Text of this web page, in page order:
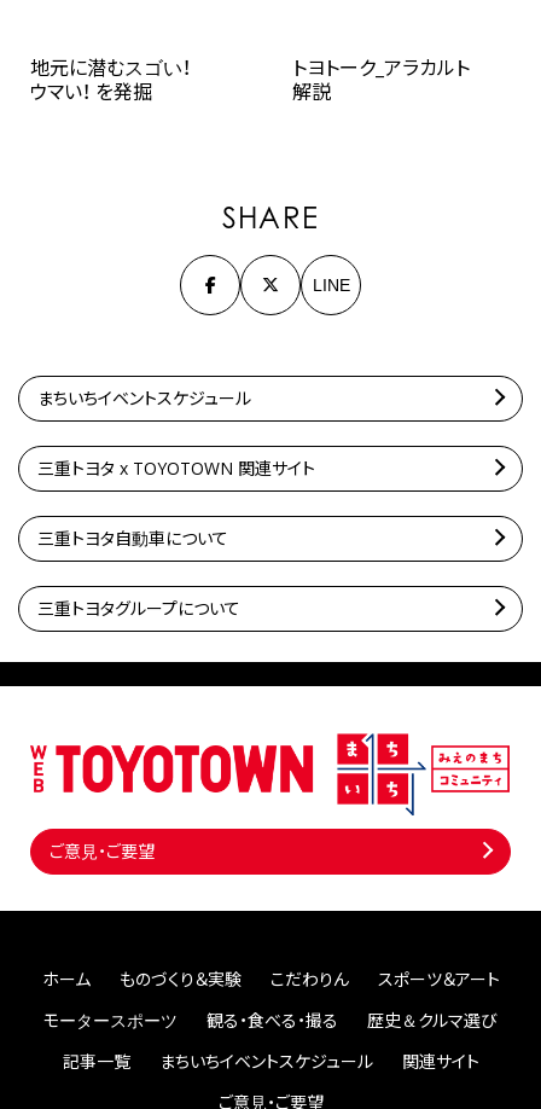
地元に潜むスゴい！
ウマい！ を発掘
トヨトーク_アラカルト
解説
SHARE
LINE
まちいちイベントスケジュール
三重トヨタ x TOYOTOWN 関連サイト
三重トヨタ自動車について
三重トヨタグループについて
ご意見・ご要望
ホーム ものづくり＆実験 こだわりん
スポーツ＆アート
モータースポーツ
観る・食べる・撮る
歴史＆クルマ選び
記事一覧
まちいちイベントスケジュール
関連サイト
ご意見・ご要望